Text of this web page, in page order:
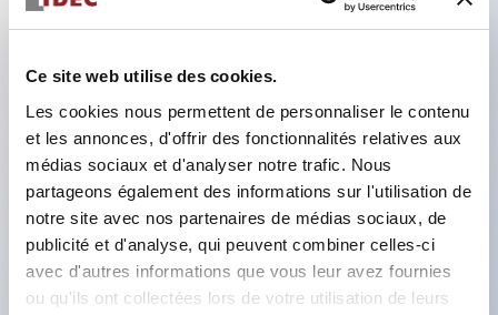
Ce site web utilise des cookies.
Les cookies nous permettent de personnaliser le contenu
et les annonces, d'offrir des fonctionnalités relatives aux
médias sociaux et d'analyser notre trafic. Nous
partageons également des informations sur l'utilisation de
notre site avec nos partenaires de médias sociaux, de
publicité et d'analyse, qui peuvent combiner celles-ci
avec d'autres informations que vous leur avez fournies
ou qu'ils ont collectées lors de votre utilisation de leurs
permettant une configuration à 4 contacts
Profondeur du panneau de 39,9 mm (*bloc de
contact à 11 étages), 59,9 mm (*bloc de contact à
22 étages). Conception peu encombrante
Structure de sécurité de 3e génération :
déclenchement à 2 actions, garde intégrée,
structure de protection des doigts IP20.